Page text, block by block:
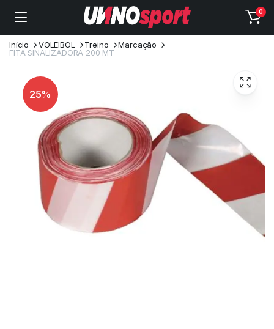
0
Início VOLEIBOL Treino
Marcação
FITA SINALIZADORA 200 MT
25%